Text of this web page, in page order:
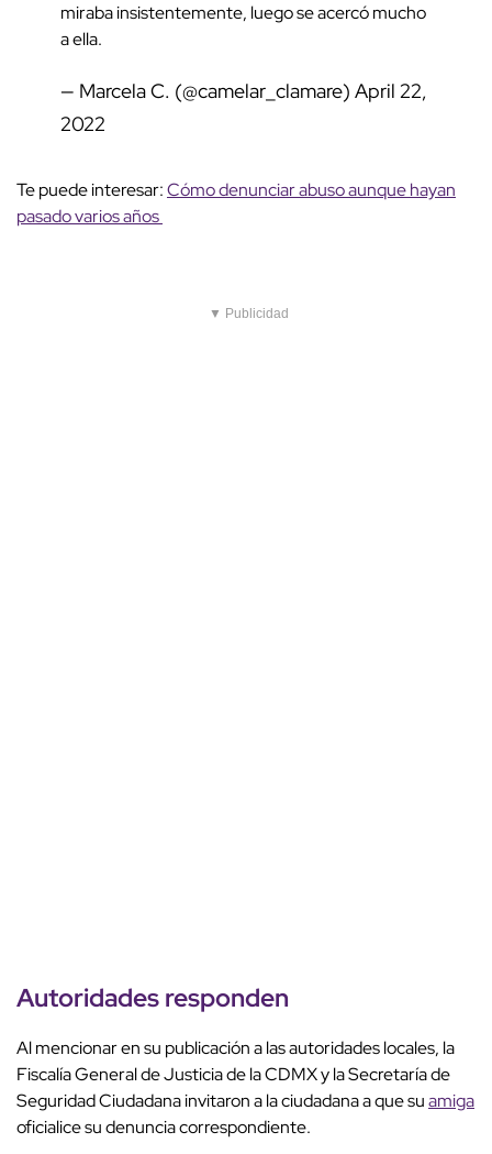
miraba insistentemente, luego se acercó mucho
a ella.
— Marcela C. (@camelar_clamare) April 22,
2022
Te puede interesar:Cómo denunciar abuso aunque hayan
pasado varios años
▼ Publicidad
Autoridades responden
Al mencionar en su publicación a las autoridades locales, la
Fiscalía General de Justicia de la CDMX y la Secretaría de
Seguridad Ciudadanainvitaron a la ciudadana a que suamiga
oficialice su denuncia correspondiente.